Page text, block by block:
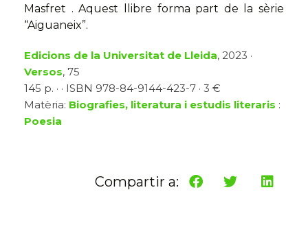
Masfret . Aquest llibre forma part de la sèrie
“Aiguaneix”.
Edicions de la Universitat de Lleida, 2023 ·
Versos, 75
145 p. · · ISBN 978-84-9144-423-7 · 3 €
Matèria: Biografies, literatura i estudis literaris :
Poesia
Compartir a: